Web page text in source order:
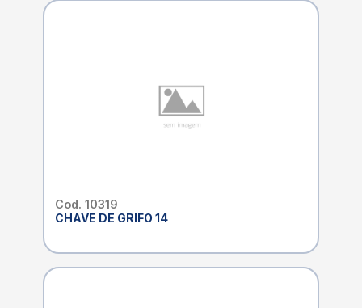
Cod. 10319
CHAVE DE GRIFO 14